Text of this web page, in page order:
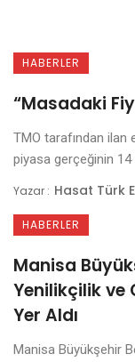
HABERLER
“Masadaki
TMO tarafından ilan
piyasa gerçeğinin 14
Yazar : Hasat Türk
HABERLER
Manisa
Yenilikçilik ve
Yer Aldı
Manisa Büyükşehir